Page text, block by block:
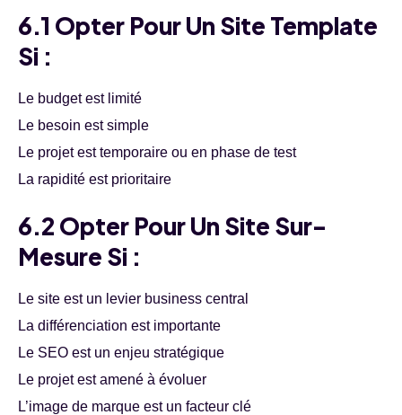
6.1 Opter Pour Un Site Template
Si :
Le budget est limité
Le besoin est simple
Le projet est temporaire ou en phase de test
La rapidité est prioritaire
6.2 Opter Pour Un Site Sur-
Mesure Si :
Le site est un levier business central
La différenciation est importante
Le SEO est un enjeu stratégique
Le projet est amené à évoluer
L’image de marque est un facteur clé